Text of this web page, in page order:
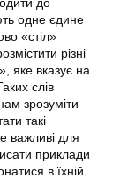
одне єдине
«стіл»
різні
яке вказує на
слів
зрозуміти
такі
важливі для
приклади
в їхній